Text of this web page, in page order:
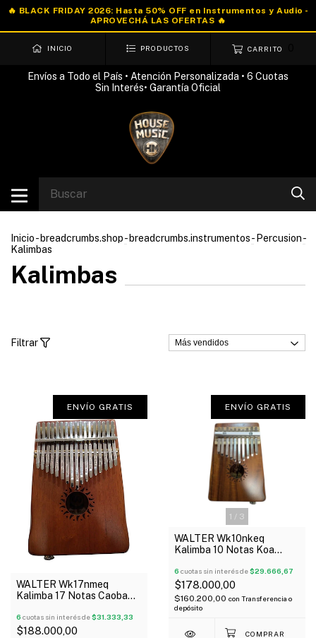
INICIO PRODUCTOS CARRITO
Envíos a Todo el País • Atención Personalizada • 6 Cuotas
Sin Interés• Garantía Oficial
Inicio- breadcrumbs.shop- breadcrumbs.instrumentos- Percusion-
Kalimbas
Kalimbas
Filtrar
ENVÍO GRATIS
WALTER Wk17nmeq
Kalimba 17 Notas Caoba
6 cuotas sin interés de$31.333,33
$188.000,00
1 / 3
ENVÍO GRATIS
WALTER Wk10nkeq
Kalimba 10 Notas Koa
6 cuotas sin interés de$29.666,67
$178.000,00
$160.200,00 con Transferencia o
depósito